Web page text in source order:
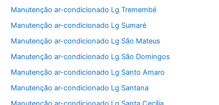
Manutenção ar-condicionado Lg Tremembé
Manutenção ar-condicionado Lg Sumaré
Manutenção ar-condicionado Lg São Mateus
Manutenção ar-condicionado Lg São Domingos
Manutenção ar-condicionado Lg Santo Amaro
Manutenção ar-condicionado Lg Santana